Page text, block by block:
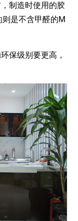
制造时使用的胶
是不含甲醛的M
保级别要更高，